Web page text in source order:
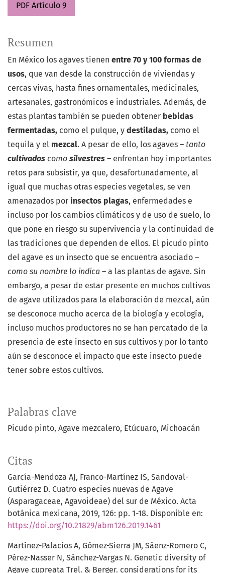
PDF Artículo 9
Palabras clave
Picudo pinto Agave mezcalero Etúcuaro Michoacán
Resumen
En México los agaves tienen entre 70 y 100 formas de
usos, que van desde la construcción de viviendas y
cercas vivas, hasta fines ornamentales, medicinales,
artesanales, gastronómicos e industriales. Además, de
estas plantas también se pueden obtener bebidas
fermentadas, como el pulque, y destiladas, como el
tequila y el mezcal. A pesar de ello, los agaves – tanto
cultivados como silvestres – enfrentan hoy importantes
retos para subsistir, ya que, desafortunadamente, al
igual que muchas otras especies vegetales, se ven
amenazados por insectos plagas, enfermedades e
incluso por los cambios climáticos y de uso de suelo, lo
que pone en riesgo su supervivencia y la continuidad de
las tradiciones que dependen de ellos. El picudo pinto
del agave es un insecto que se encuentra asociado –
como su nombre lo indica – a las plantas de agave. Sin
embargo, a pesar de estar presente en muchos cultivos
de agave utilizados para la elaboración de mezcal, aún
se desconoce mucho acerca de la biología y ecología,
incluso muchos productores no se han percatado de la
presencia de este insecto en sus cultivos y por lo tanto
aún se desconoce el impacto que este insecto puede
tener sobre estos cultivos.
Citas
García-Mendoza AJ, Franco-Martínez IS, Sandoval-
Gutiérrez D. Cuatro especies nuevas de Agave
(Asparagaceae, Agavoideae) del sur de México. Acta
botánica mexicana, 2019, 126: pp. 1-18. Disponible en:
https://doi.org/10.21829/abm126.2019.1461
Martínez-Palacios A, Gómez-Sierra JM, Sáenz-Romero C,
Pérez-Nasser N, Sánchez-Vargas N. Genetic diversity of
Agave cupreata Trel. & Berger. considerations for its